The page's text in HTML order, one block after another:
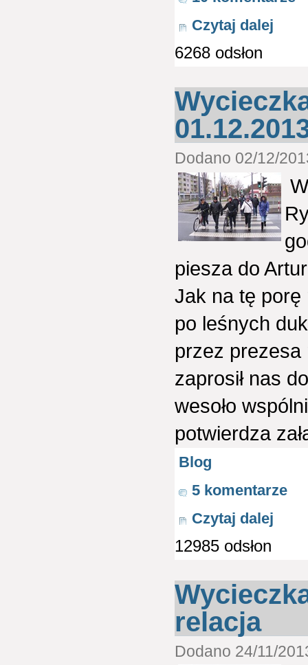
Czytaj dalej
6268 odsłon
Dodano 02/12/
piesza do
Jak na tę porę
po leśnych
przez prezesa
zaprosił nas
wesoło
potwierdza
Blog
5 komentarze
Czytaj dalej
12985 odsłon
relacja
Dodano 24/11/